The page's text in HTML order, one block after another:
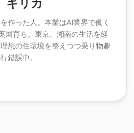
キリカ
作った人。本業はAI業界で働く
国育ち。東京、湘南の生活を経
想の住環境を整えつつ乗り物趣
錯誤中。